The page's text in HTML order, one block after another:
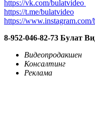
https://vk.com/bulatvideo
https://t.me/bulatvideo
https://
8-952-046-82-73 Булат
Видеопродакшен
Консалтинг
Реклама